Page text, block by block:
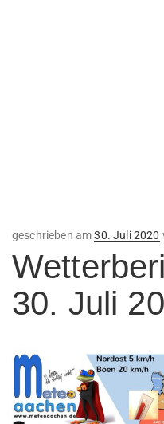
geschrieben amVeröffentlicht
30. Juli 2020
30. Juli